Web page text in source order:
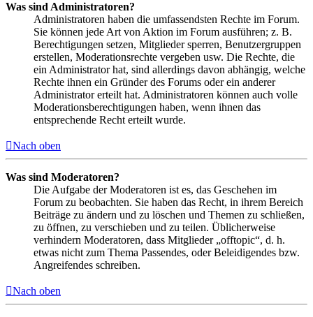
Was sind Administratoren?
Administratoren haben die umfassendsten Rechte im Forum.
Sie können jede Art von Aktion im Forum ausführen; z. B.
Berechtigungen setzen, Mitglieder sperren, Benutzergruppen
erstellen, Moderationsrechte vergeben usw. Die Rechte, die
ein Administrator hat, sind allerdings davon abhängig, welche
Rechte ihnen ein Gründer des Forums oder ein anderer
Administrator erteilt hat. Administratoren können auch volle
Moderationsberechtigungen haben, wenn ihnen das
entsprechende Recht erteilt wurde.
Nach oben
Was sind Moderatoren?
Die Aufgabe der Moderatoren ist es, das Geschehen im
Forum zu beobachten. Sie haben das Recht, in ihrem Bereich
Beiträge zu ändern und zu löschen und Themen zu schließen,
zu öffnen, zu verschieben und zu teilen. Üblicherweise
verhindern Moderatoren, dass Mitglieder „offtopic“, d. h.
etwas nicht zum Thema Passendes, oder Beleidigendes bzw.
Angreifendes schreiben.
Nach oben